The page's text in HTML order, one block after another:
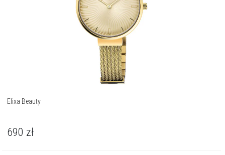
Elixa Beauty
690 zł